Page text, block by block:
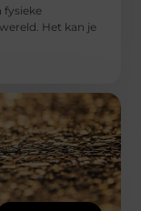
fysieke
Het kan je